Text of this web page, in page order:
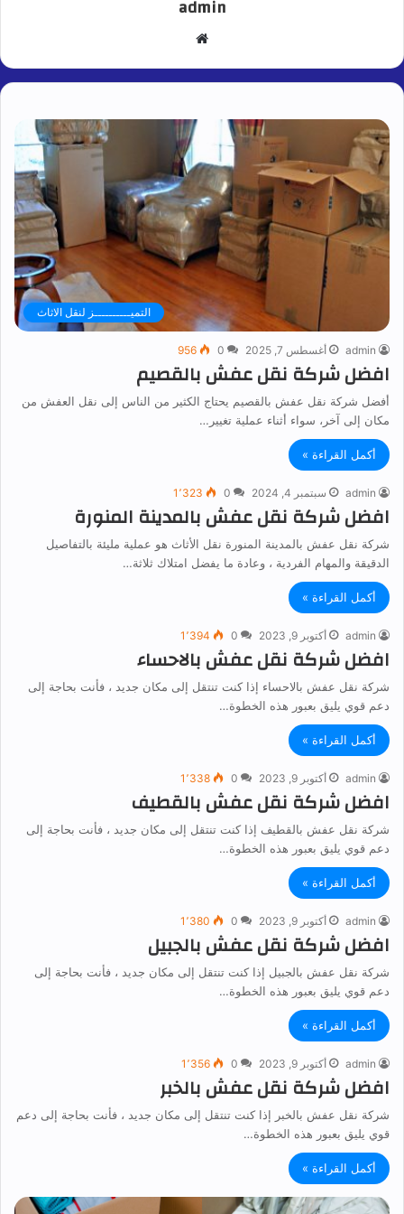
admin
التميــــــــــز لنقل الاثاث
admin أغسطس 7, 2025 0
956
افضل شركة نقل عفش بالقصيم
أفضل شركة نقل عفش بالقصيم يحتاج الكثير من الناس إلى نقل العفش من
مكان إلى آخر، سواء أثناء عملية تغيير…
أكمل القراءة »
admin سبتمبر 4, 2024 0 1٬323
افضل شركة نقل عفش بالمدينة المنورة
شركة نقل عفش بالمدينة المنورة نقل الأثاث هو عملية مليئة بالتفاصيل
الدقيقة والمهام الفردية ، وعادة ما يفضل امتلاك ثلاثة…
أكمل القراءة »
admin أكتوبر 9, 2023 0 1٬394
افضل شركة نقل عفش بالاحساء
شركة نقل عفش بالاحساء إذا كنت تنتقل إلى مكان جديد ، فأنت بحاجة إلى
دعم قوي يليق بعبور هذه الخطوة…
أكمل القراءة »
admin أكتوبر 9, 2023 0 1٬338
افضل شركة نقل عفش بالقطيف
شركة نقل عفش بالقطيف إذا كنت تنتقل إلى مكان جديد ، فأنت بحاجة إلى
دعم قوي يليق بعبور هذه الخطوة…
أكمل القراءة »
admin أكتوبر 9, 2023 0 1٬380
افضل شركة نقل عفش بالجبيل
شركة نقل عفش بالجبيل إذا كنت تنتقل إلى مكان جديد ، فأنت بحاجة إلى
دعم قوي يليق بعبور هذه الخطوة…
أكمل القراءة »
admin أكتوبر 9, 2023 0 1٬356
افضل شركة نقل عفش بالخبر
شركة نقل عفش بالخبر إذا كنت تنتقل إلى مكان جديد ، فأنت بحاجة إلى دعم
قوي يليق بعبور هذه الخطوة…
أكمل القراءة »